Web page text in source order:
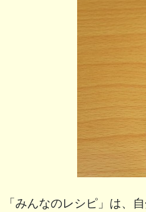
「みんなのレシピ」は、